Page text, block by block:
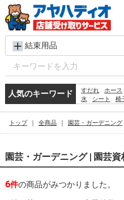
結束用品
人気のキーワード すだれ ホース
水
シート 椅
カーテン
コン
トップ 全商品 園芸・ガーデニング
園芸・ガーデニング | 園芸
6件の商品がみつかりました。